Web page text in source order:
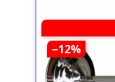
−12%